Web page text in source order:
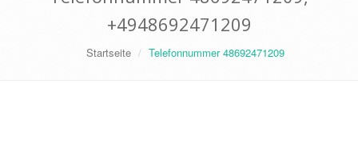
+4948692471209
Startseite Telefonnummer 48692471209